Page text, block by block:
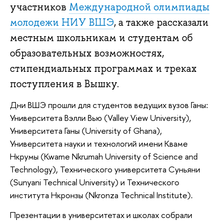
участников Международной олимпиады
молодежи НИУ ВШЭ, а также рассказали
местным школьникам и студентам об
образовательных возможностях,
стипендиальных программах и треках
поступления в Вышку.
Дни ВШЭ прошли для студентов ведущих вузов Ганы:
Университета Вэлли Вью (Valley View University),
Университета Ганы (University of Ghana),
Университета науки и технологий имени Кваме
Нкрумы (Kwame Nkrumah University of Science and
Technology), Технического университета Суньяни
(Sunyani Technical University) и Технического
института Нкронзы (Nkronza Technical Institute).
Презентации в университетах и школах собрали